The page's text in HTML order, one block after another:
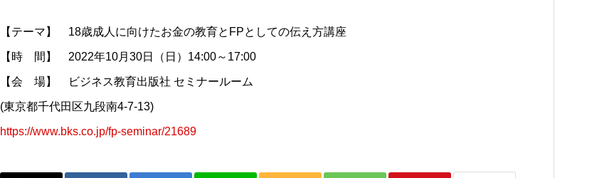
【テーマ】 18歳成人に向けたお金の教育とFPとしての伝え方講座
【時 間】 2022年10月30日（日）14:00～17:00
【会 場】 ビジネス教育出版社 セミナールーム
(東京都千代田区九段南4-7-13)
https://www.bks.co.jp/fp-seminar/21689